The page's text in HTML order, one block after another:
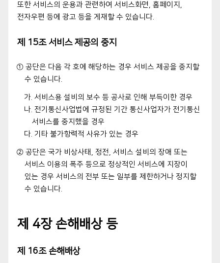
또한 서비스의 운용과 관련하여 서비스화면, 홈페이지,
전자우편 등에 광고 등을 게재할 수 있습니다.
제 15조 서비스 제공의 중지
① 공단은 다음 각 호에 해당하는 경우 서비스 제공을 중지할
수 있습니다.
가. 서비스용 설비의 보수 등 공사로 인해 부득이한 경우
나. 전기통신사업법에 규정된 기간 통신사업자가 전기통신
서비스를 중지했을 경우
다. 기타 불가항력적 사유가 있는 경우
② 공단은 국가 비상사태, 정전, 서비스 설비의 장애 또는
서비스 이용의 폭주 등으로 정상적인 서비스에 지장이
있는 경우 서비스의 전부 또는 일부를 제한하거나 정지할
수 있습니다.
제 4장 손해배상 등
제 16조 손해배상